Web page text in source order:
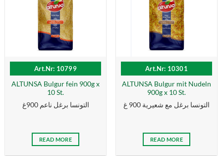
Art.Nr: 10799
ALTUNSA Bulgur fein 900g x
10 St.
التونسا برغل ناعم 900غ
READ MORE
Art.Nr: 10301
ALTUNSA Bulgur mit Nudeln
900g x 10 St.
التونسا برغل مع شعيرية 900 غ
READ MORE